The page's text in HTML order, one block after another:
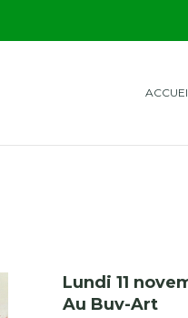
Lundi 11
Au Buv-Art